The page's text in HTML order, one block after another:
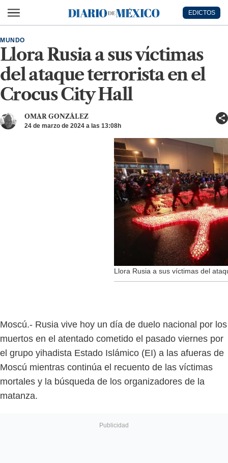
Diario de México
EDICTOS
Llora Rusia a sus víctimas
del ataque terrorista en el
Crocus City Hall
MUNDO
OMAR GONZÁLEZ
24 de marzo de 2024 a las 13:08h
Llora Rusia a sus víctimas del
Moscú.- Rusia vive hoy un día de duelo nacional por los
muertos en el atentado cometido el pasado viernes por
el grupo yihadista Estado Islámico (EI) a las afueras de
Moscú mientras continúa el recuento de las víctimas
mortales y la búsqueda de los organizadores de la
matanza.